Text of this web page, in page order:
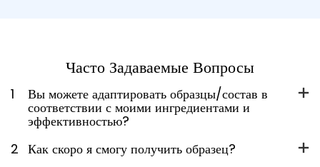
Часто Задаваемые Вопросы
1 Вы можете адаптировать образцы/состав в
соответствии с моими ингредиентами и
эффективностью?
2 Как скоро я смогу получить образец?